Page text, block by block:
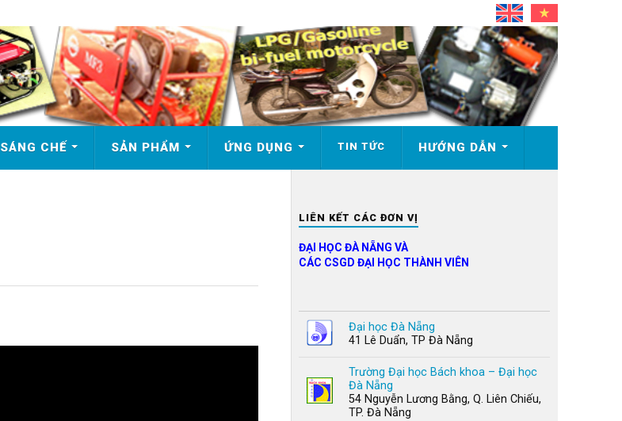
SÁNG CHẾ SẢN PHẨM ỨNG DỤNG TIN TỨC HƯỚNG DẪN
LIÊN KẾT CÁC ĐƠN VỊ
ĐẠI HỌC ĐÀ NẴNG VÀ
CÁC CSGD ĐẠI HỌC THÀNH VIÊN
Đại học Đà Nẵng
41 Lê Duẩn, TP Đà Nẵng
Trường Đại học Bách khoa – Đại học
Đà Nẵng
54 Nguyễn Lương Bằng, Q. Liên Chiếu,
TP. Đà Nẵng